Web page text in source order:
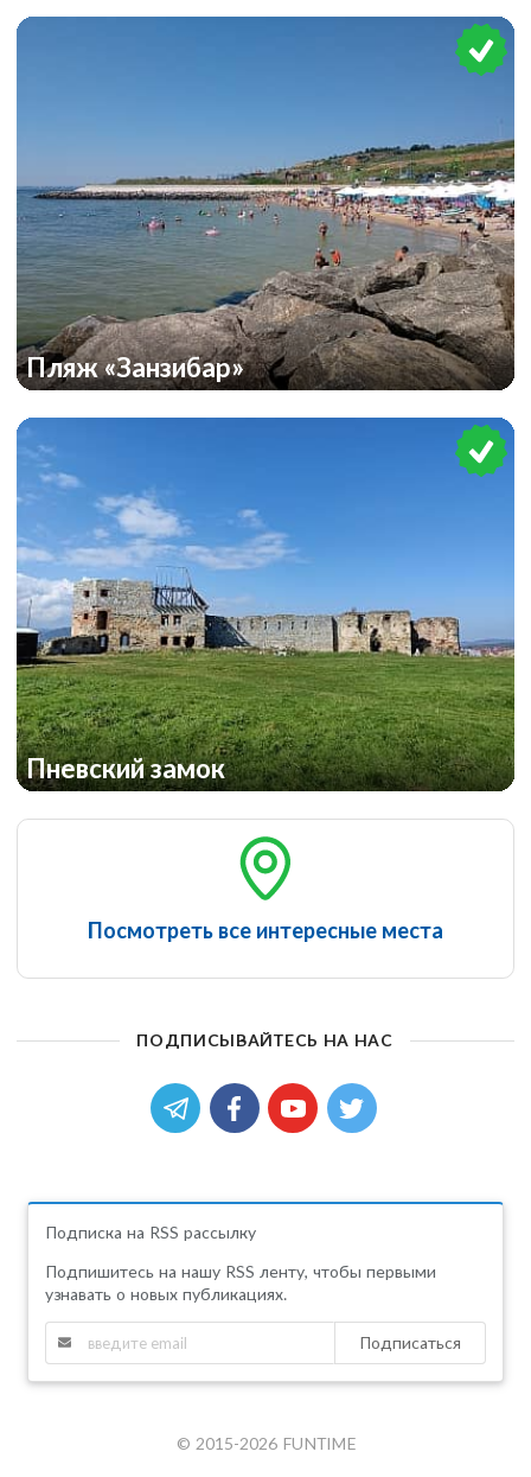
Пляж «Занзибар»
Пневский замок
Посмотреть все интересные места
ПОДПИСЫВАЙТЕСЬ НА НАС
Подписка на RSS рассылку
Подпишитесь на нашу RSS ленту, чтобы первыми
узнавать о новых публикациях.
Подписаться
© 2015-2026 FUNTIME